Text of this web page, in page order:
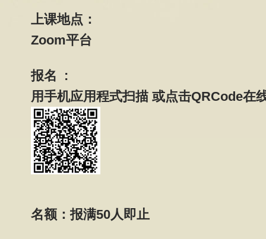
上课地点：
Zoom平台
报名 :
用手机应用程式扫描 或点击QRCode在
名额：报满50人即止